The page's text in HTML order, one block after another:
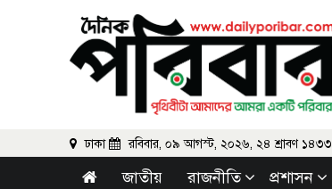
ঢাকা রবিবার, ০৯ আগস্ট, ২০২৬, ২৪ শ্রাবণ ১৪৩৩
জাতীয় রাজনীতি প্রশাসন